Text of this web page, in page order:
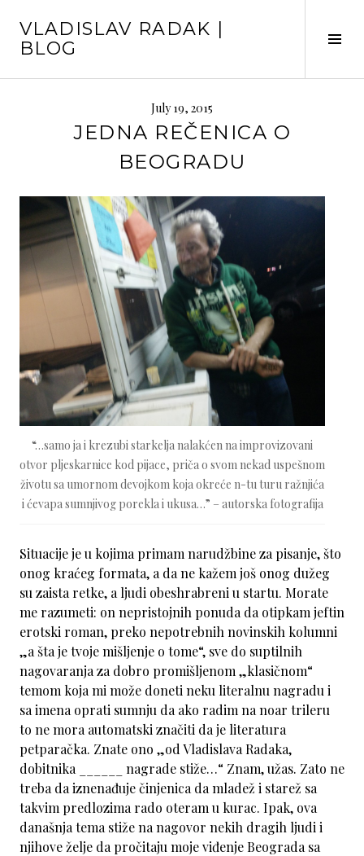
content
VLADISLAV RADAK |
BLOG
July 19, 2015
JEDNA REČENICA O
BEOGRADU
“…samo ja i krezubi starkelja nalakćen na improvizovani
otvor pljeskarnice kod pijace, priča o svom nekad uspešnom
životu sa umornom devojkom koja okreće n-tu turu ražnjića
i ćevapa sumnjivog porekla i ukusa…” – autorska fotografija
Situacije je u kojima primam narudžbine za pisanje, što
onog kraćeg formata, a da ne kažem još onog dužeg
su zaista retke, a ljudi obeshrabreni u startu. Morate
me razumeti: on nepristojnih ponuda da otipkam jeftin
erotski roman, preko nepotrebnih novinskih kolumni
„a šta je tvoje mišljenje o tome“, sve do suptilnih
nagovaranja za dobro promišljenom „klasičnom“
temom koja mi može doneti neku literalnu nagradu i
sa imena oprati sumnju da ako radim na noar trileru
to ne mora automatski značiti da je literatura
petparačka. Znate ono „od Vladislava Radaka,
dobitnika ______ nagrade stiže…“ Znam, užas. Zato ne
treba da iznenađuje činjenica da mladež i starež sa
takvim predlozima rado oteram u kurac. Ipak, ova
današnja tema stiže na nagovor nekih dragih ljudi i
njihove želje da pročitaju moje viđenje Beograda sa